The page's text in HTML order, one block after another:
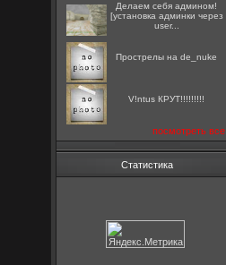
Делаем себя админом!
[установка админки через
user...
Прострелы на de_nuke
V!ntus КРУТ!!!!!!!!!
посмотреть все
Статистика